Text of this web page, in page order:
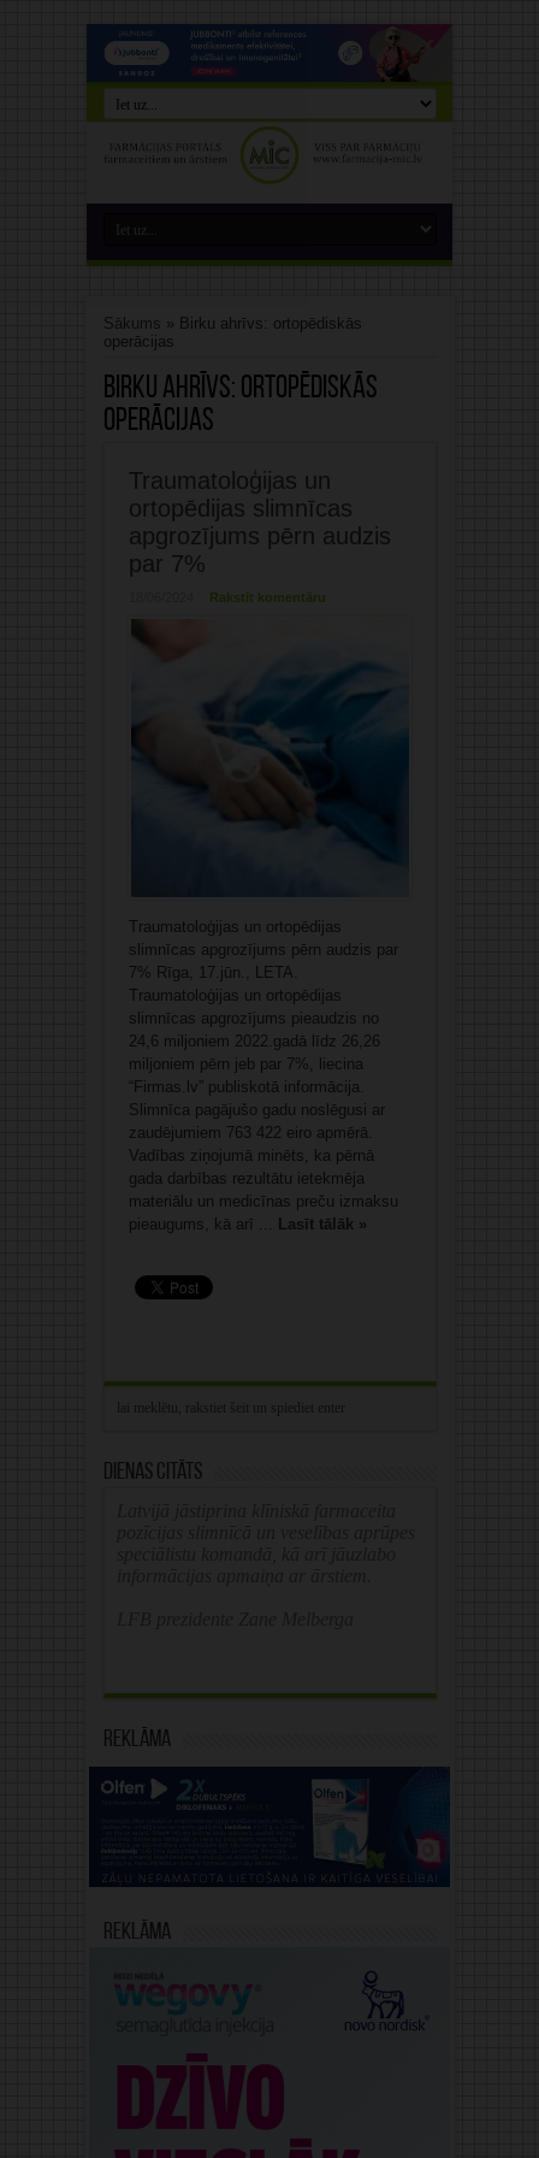
Sākums » Birku ahrīvs: ortopēdiskās
operācijas
Birku ahrīvs: ortopēdiskās
operācijas
Traumatoloģijas un
ortopēdijas slimnīcas
apgrozījums pērn audzis
par 7%
Rakstīt komentāru
Traumatoloģijas un ortopēdijas
slimnīcas apgrozījums pērn audzis par
7% Rīga, 17.jūn., LETA.
Traumatoloģijas un ortopēdijas
slimnīcas apgrozījums pieaudzis no
24,6 miljoniem 2022.gadā līdz 26,26
miljoniem pērn jeb par 7%, liecina
“Firmas.lv” publiskotā informācija.
Slimnīca pagājušo gadu noslēgusi ar
zaudējumiem 763 422 eiro apmērā.
Vadības ziņojumā minēts, ka pērnā
gada darbības rezultātu ietekmēja
materiālu un medicīnas preču izmaksu
pieaugums, kā arī ... Lasīt tālāk »
Dienas citāts
Reklāma
Reklāma